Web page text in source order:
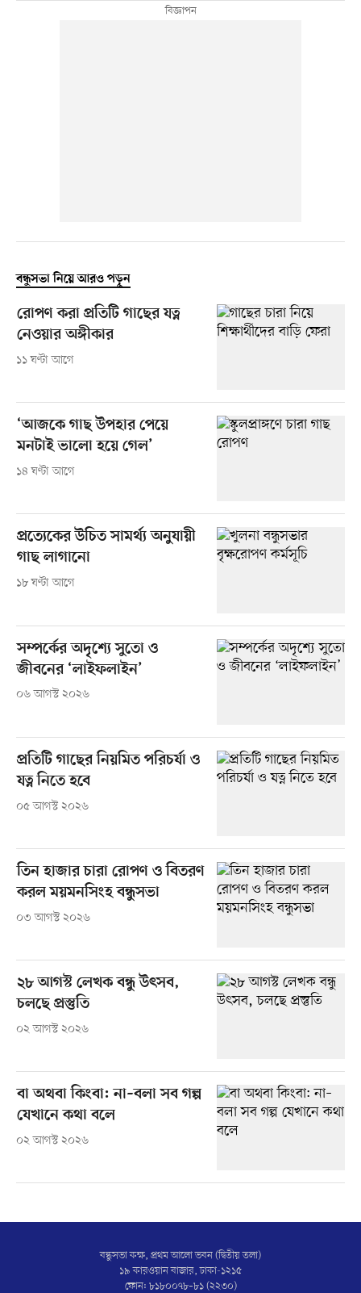
বন্ধুসভা নিয়ে আরও পড়ুন
রোপণ করা প্রতিটি গাছের যত্ন
নেওয়ার অঙ্গীকার
১১ ঘণ্টা আগে
‘আজকে গাছ উপহার পেয়ে
মনটাই ভালো হয়ে গেল’
১৪ ঘণ্টা আগে
প্রত্যেকের উচিত সামর্থ্য অনুযায়ী
গাছ লাগানো
১৮ ঘণ্টা আগে
সম্পর্কের অদৃশ্যে সুতো ও
জীবনের ‘লাইফলাইন’
০৬ আগস্ট ২০২৬
প্রতিটি গাছের নিয়মিত পরিচর্যা ও
যত্ন নিতে হবে
০৫ আগস্ট ২০২৬
তিন হাজার চারা রোপণ ও বিতরণ
করল ময়মনসিংহ বন্ধুসভা
০৩ আগস্ট ২০২৬
২৮ আগস্ট লেখক বন্ধু উৎসব,
চলছে প্রস্তুতি
০২ আগস্ট ২০২৬
বা অথবা কিংবা: না–বলা সব গল্প
যেখানে কথা বলে
০২ আগস্ট ২০২৬
বন্ধুসভা কক্ষ, প্রথম আলো ভবন (দ্বিতীয় তলা)
১৯ কারওয়ান বাজার, ঢাকা-১২১৫
ফোন: ৮১৮০০৭৮–৮১ (২২৩০)